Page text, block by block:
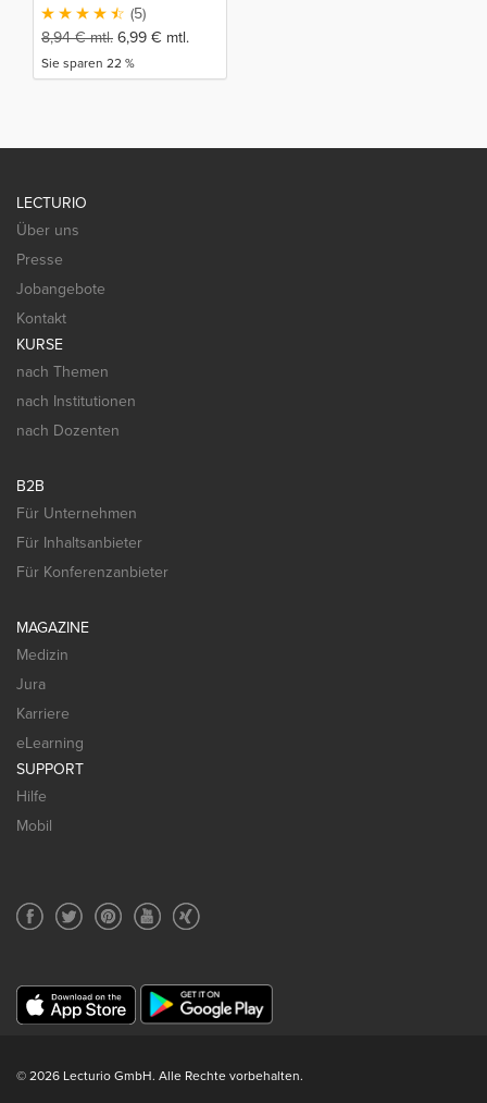
(5)
8,94€mtl. 6,99 € mtl.
Sie sparen 22 %
LECTURIO
Über uns
Presse
Jobangebote
Kontakt
KURSE
nach Themen
nach Institutionen
nach Dozenten
B2B
Für Unternehmen
Für Inhaltsanbieter
Für Konferenzanbieter
MAGAZINE
Medizin
Jura
Karriere
eLearning
SUPPORT
Hilfe
Mobil
© 2026 Lecturio GmbH. Alle Rechte vorbehalten.